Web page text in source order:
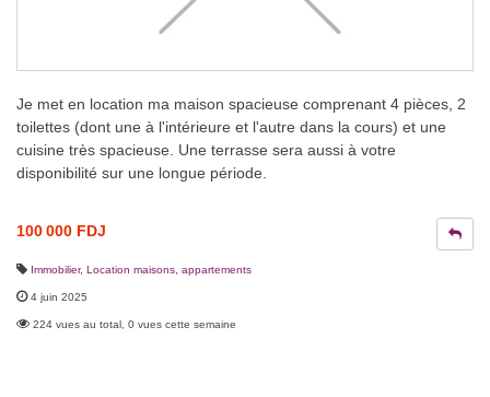
Je met en location ma maison spacieuse comprenant 4 pièces, 2
toilettes (dont une à l'intérieure et l'autre dans la cours) et une
cuisine très spacieuse. Une terrasse sera aussi à votre
disponibilité sur une longue période.
100 000 FDJ
Immobilier, Location maisons, appartements
4 juin 2025
224 vues au total, 0 vues cette semaine